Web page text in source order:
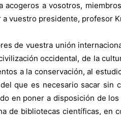
acogeros a vosotros,
a vuestro presidente, profesor
de vuestra unión
occidental, de la
a la conservación, al
que es necesario sacar sin
en poner a disposición de
de bibliotecas científicas, en